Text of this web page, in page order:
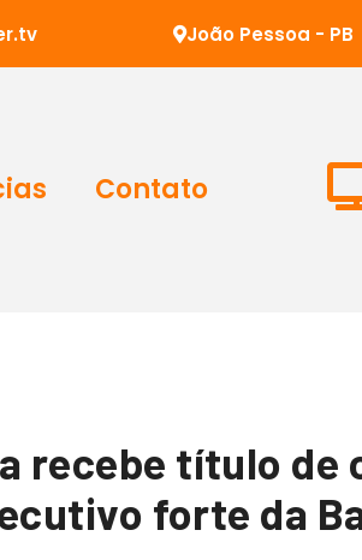
João Pessoa - PB
Contato
recebe título de
forte da